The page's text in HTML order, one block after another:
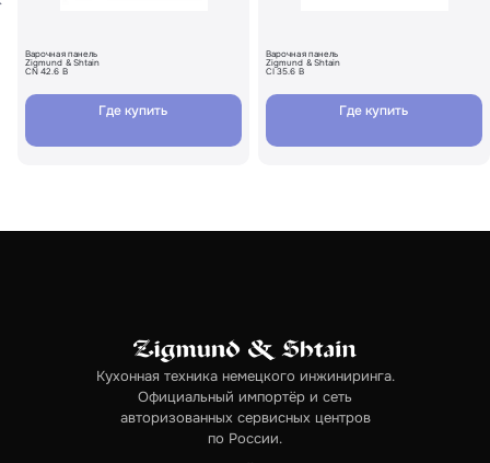
Варочная панель
Zigmund & Shtain
CN 42.6 B
Где купить
Варочная панель
Zigmund & Shtain
CI 35.6 B
Где купить
Кухонная техника немецкого инжиниринга.
Официальный импортёр и сеть
авторизованных сервисных центров
по России.